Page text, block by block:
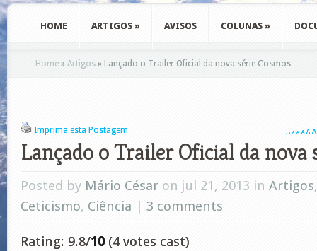
HOME ARTIGOS » AVISOS COLUNAS »
Home » Artigos » Lançado o Trailer Oficial da nova série Cosmos
Imprima esta Postagem A A A A A A A
Lançado o Trailer Oficial da nova
Posted by Mário César on jul 21, 2013 in Artigos
Ceticismo, Ciência | 3 comments
Rating: 9.8/10 (4 votes cast)